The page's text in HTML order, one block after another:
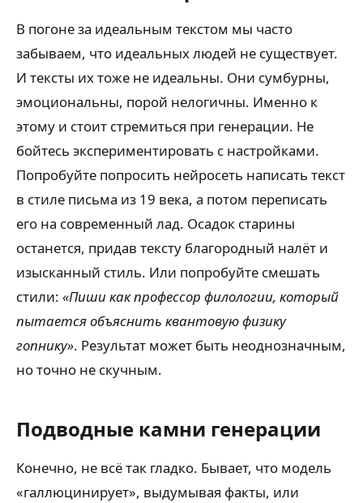
В погоне за идеальным текстом мы часто
забываем, что идеальных людей не существует.
И тексты их тоже не идеальны. Они сумбурны,
эмоциональны, порой нелогичны. Именно к
этому и стоит стремиться при генерации. Не
бойтесь экспериментировать с настройками.
Попробуйте попросить нейросеть написать текст
в стиле письма из 19 века, а потом переписать
его на современный лад. Осадок старины
останется, придав тексту благородный налёт и
изысканный стиль. Или попробуйте смешать
стили: «Пиши как профессор филологии, который
пытается объяснить квантовую физику
гопнику». Результат может быть неоднозначным,
но точно не скучным.
Подводные камни генерации
Конечно, не всё так гладко. Бывает, что модель
«галлюцинирует», выдумывая факты, или